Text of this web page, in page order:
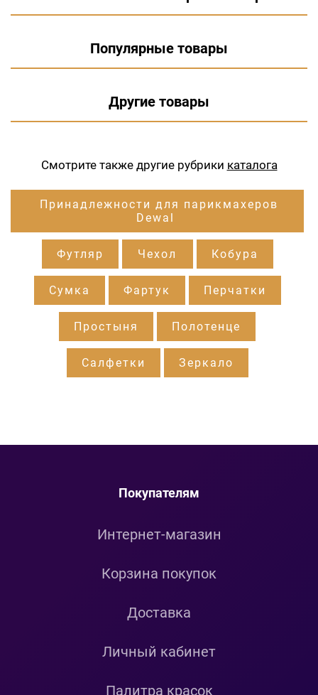
Популярные товары
Другие товары
Смотрите также другие рубрики каталога
Принадлежности для парикмахеров
Dewal
Футляр Чехол Кобура
Сумка Фартук Перчатки
Простыня Полотенце
Салфетки Зеркало
Покупателям
Интернет-магазин
Корзина покупок
Доставка
Личный кабинет
Палитра красок